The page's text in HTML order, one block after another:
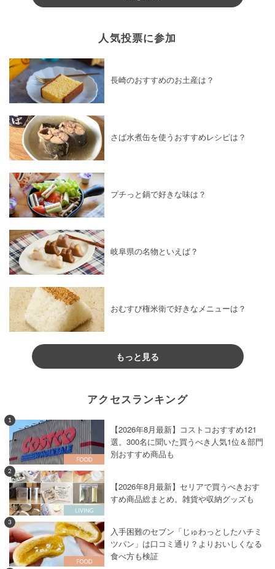
人気投票に参加
長崎のおすすめのお土産は？
さば水煮缶を使うおすすめレシピは？
プチっと鍋で好きな味は？
岐阜県の名物といえば？
おむすび権米衛で好きなメニューは？
もっと見る
アクセスランキング
1
【2026年8月最新】コストコおすすめ121
選。300名に聞いた買うべき人気1位＆部門
別おすすめ商品も
2
【2026年8月最新】セリアで買うべきおす
すめ商品総まとめ。雑貨や収納グッズも
3
入手困難のセブン「じゅわっとしたハチミ
ツパン」は口コミ通り？よりおいしくなる
食べ方も検証